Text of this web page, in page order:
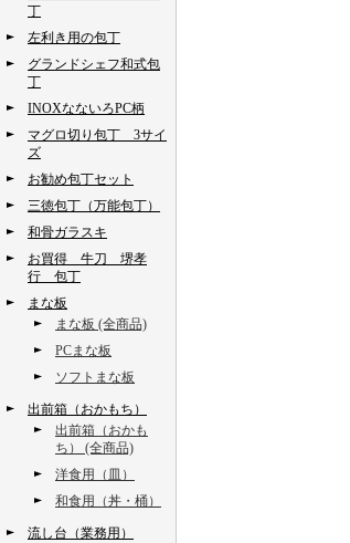
丁
左利き用の包丁
グランドシェフ和式包
丁
INOXなないろPC柄
マグロ切り包丁 3サイ
ズ
お勧め包丁セット
三徳包丁（万能包丁）
和骨ガラスキ
お買得 牛刀 堺孝
行 包丁
まな板
まな板 (全商品)
PCまな板
ソフトまな板
出前箱（おかもち）
出前箱（おかも
ち） (全商品)
洋食用（皿）
和食用（丼・桶）
流し台（業務用）